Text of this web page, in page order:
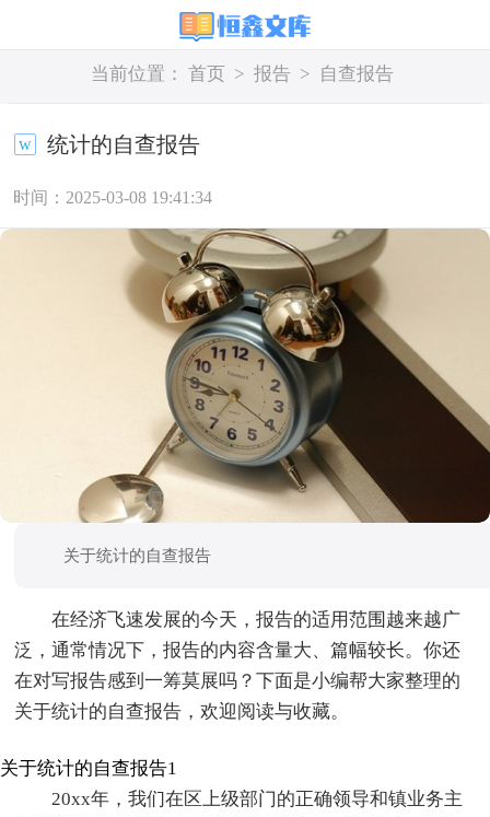
当前位置： 首页 > 报告 > 自查报告
统计的自查报告
时间：2025-03-08 19:41:34
关于统计的自查报告
在经济飞速发展的今天，报告的适用范围越来越广
泛，通常情况下，报告的内容含量大、篇幅较长。你还
在对写报告感到一筹莫展吗？下面是小编帮大家整理的
关于统计的自查报告，欢迎阅读与收藏。
关于统计的自查报告1
20xx年，我们在区上级部门的正确领导和镇业务主